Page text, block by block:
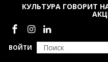
Перейти к основному
ВОЙТИ
КУЛЬТУРА ГОВОРИТ
Социальные сети